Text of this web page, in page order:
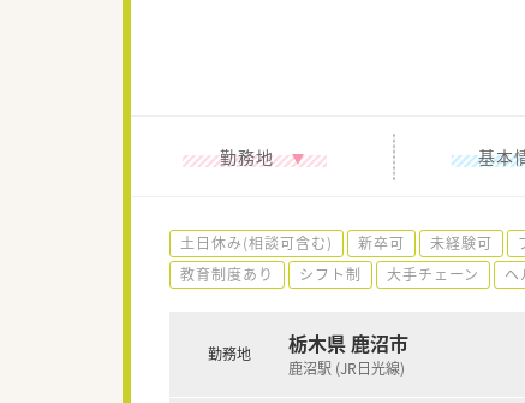
勤務地 基本
土日休み(相談可含む) 新卒可 未経験可
教育制度あり
シフト制 大手チェーン ヘ
勤務地 栃木県 鹿沼市
鹿沼駅 (JR日光線)